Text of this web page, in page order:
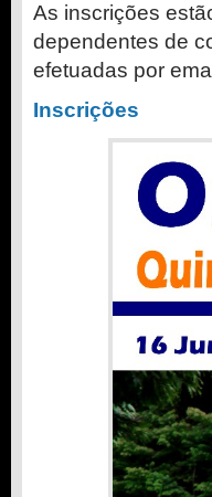
As inscrições
dependentes de
efetuadas por
Inscrições